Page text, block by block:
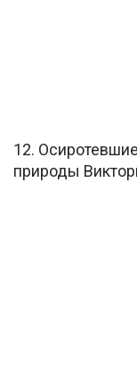
12.
природы